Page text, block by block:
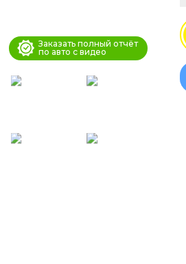
Заказать полный отчёт
по авто с видео